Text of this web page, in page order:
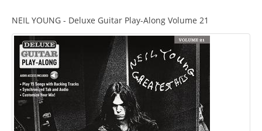
NEIL YOUNG - Deluxe Guitar Play-Along Volume 21